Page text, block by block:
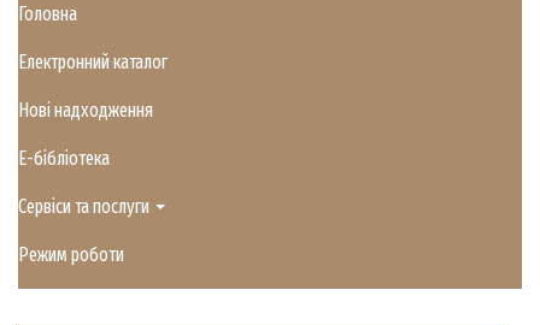
Головна
Електронний каталог
Нові надходження
E-бібліотека
Сервіси та послуги
Режим роботи